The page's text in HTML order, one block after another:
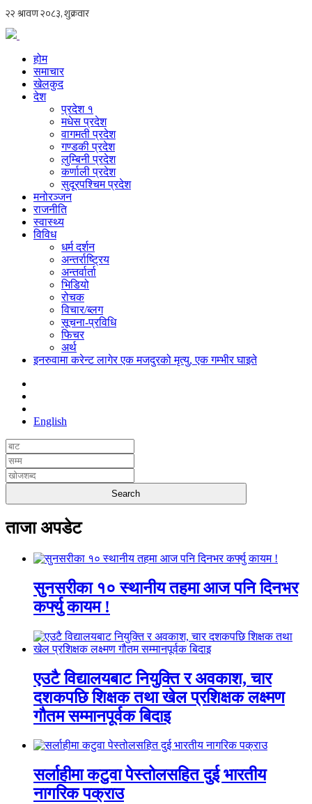
होम
समाचार
खेलकुद
देश
प्रदेश १
मधेस प्रदेश
वागमती प्रदेश
गण्डकी प्रदेश
लुम्बिनी प्रदेश
कर्णाली प्रदेश
सुदूरपश्चिम प्रदेश
मनोरञ्जन
राजनीति
स्वास्थ्य
विविध
धर्म दर्शन
अन्तर्राष्ट्रिय
अन्तर्वार्ता
भिडियो
रोचक
विचार/ब्लग
सूचना-प्रविधि
फिचर
अर्थ
इनरुवामा करेन्ट लागेर एक मजदुरको मृत्यु, एक गम्भीर घाइते
English
ताजा अपडेट
सुनसरीका १० स्थानीय तहमा आज पनि दिनभर
कर्फ्यु कायम !
एउटै विद्यालयबाट नियुक्ति र अवकाश, चार
दशकपछि शिक्षक तथा खेल प्रशिक्षक लक्ष्मण
गौतम सम्मानपूर्वक बिदाइ
सर्लाहीमा कटुवा पेस्तोलसहित दुई भारतीय
नागरिक पक्राउ